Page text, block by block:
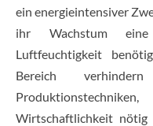
ein energieintensiver
ihr Wachstum
Luftfeuchtigkeit
Bereich
Wirtschaftlichkeit